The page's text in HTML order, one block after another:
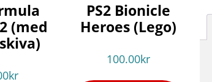
(med
kr
PS2 Bionicle
Heroes (Lego)
100.00kr